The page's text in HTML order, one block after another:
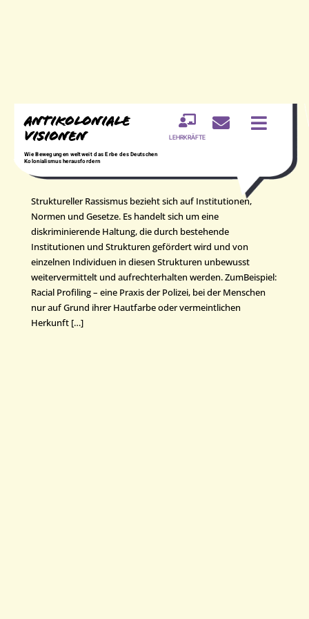
Antikoloniale
Visionen
Wie Bewegungen weltweit das Erbe des Deutschen
Kolonialismus herausfordern

LEHRKRÄFTE
 
Struktureller
Rassismus
Struktureller Rassismus bezieht sich auf Institutionen,
Normen und Gesetze. Es handelt sich um eine
diskriminierende Haltung, die durch bestehende
Institutionen und Strukturen gefördert wird und von
einzelnen Individuen in diesen Strukturen unbewusst
weitervermittelt und aufrechterhalten werden. ZumBeispiel:
Racial Profiling – eine Praxis der Polizei, bei der Menschen
nur auf Grund ihrer Hautfarbe oder vermeintlichen
Herkunft […]